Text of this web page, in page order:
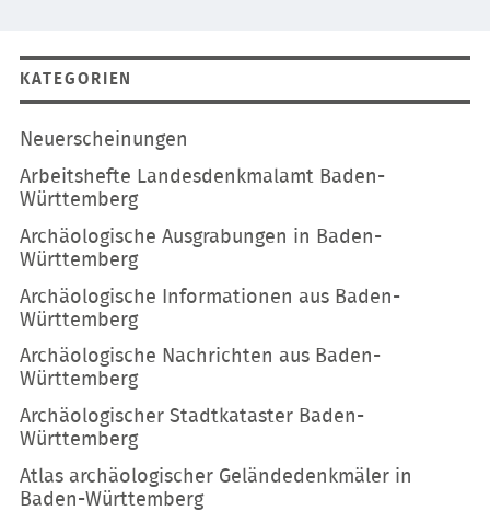
KATEGORIEN
Navigation
Neuerscheinungen
Arbeitshefte Landesdenkmalamt Baden-
Württemberg
Archäologische Ausgrabungen in Baden-
Württemberg
Archäologische Informationen aus Baden-
Württemberg
Archäologische Nachrichten aus Baden-
Württemberg
Archäologischer Stadtkataster Baden-
Württemberg
Atlas archäologischer Geländedenkmäler in
Baden-Württemberg